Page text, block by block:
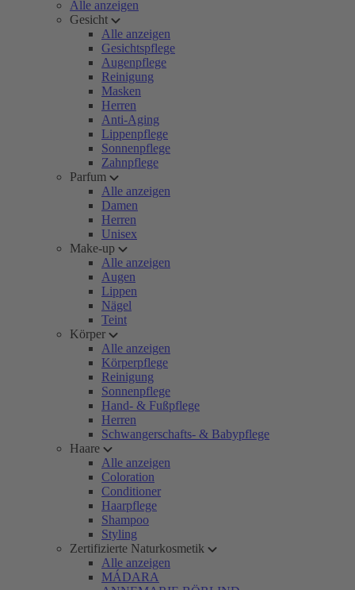
Alle anzeigen
Gesicht
Alle anzeigen
Gesichtspflege
Augenpflege
Reinigung
Masken
Herren
Anti-Aging
Lippenpflege
Sonnenpflege
Zahnpflege
Parfum
Alle anzeigen
Damen
Herren
Unisex
Make-up
Alle anzeigen
Augen
Lippen
Nägel
Teint
Körper
Alle anzeigen
Körperpflege
Reinigung
Sonnenpflege
Hand- & Fußpflege
Herren
Schwangerschafts- & Babypflege
Haare
Alle anzeigen
Coloration
Conditioner
Haarpflege
Shampoo
Styling
Zertifizierte Naturkosmetik
Alle anzeigen
MÁDARA